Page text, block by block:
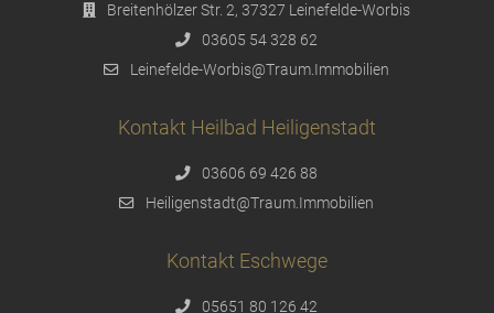
Breitenhölzer Str. 2, 37327 Leinefelde-Worbis
03605 54 328 62
Leinefelde-Worbis@Traum.Immobilien
Kontakt Heilbad Heiligenstadt
03606 69 426 88
Heiligenstadt@Traum.Immobilien
Kontakt Eschwege
05651 80 126 42